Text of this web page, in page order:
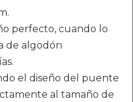
perfecto, cuando lo
de algodón
el diseño del puente
al tamaño de